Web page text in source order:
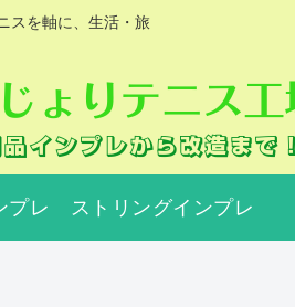
スを軸に、生活・旅
プレ ストリングインプレ